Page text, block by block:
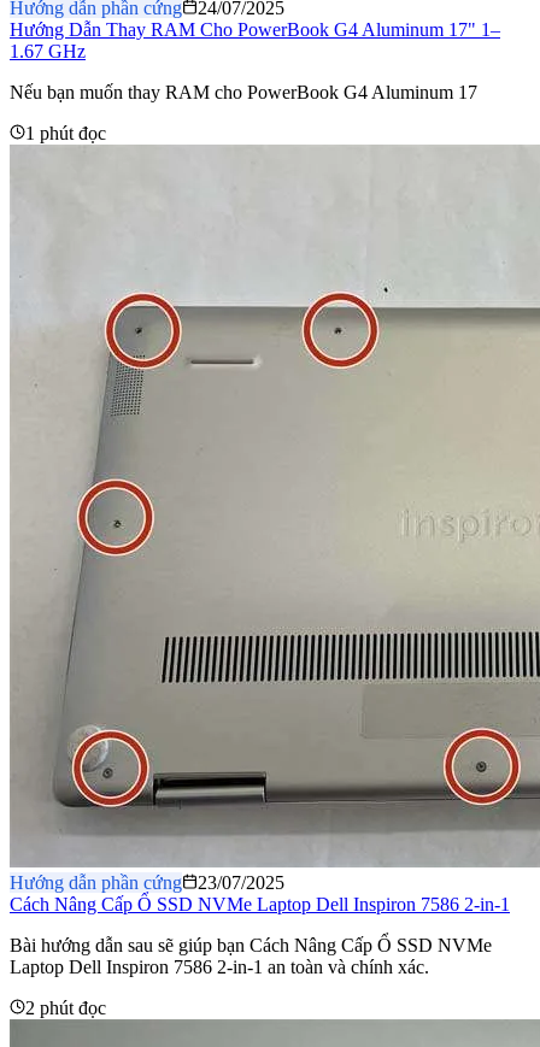
Hướng dẫn phần cứng
24/07/2025
Hướng Dẫn Thay RAM Cho PowerBook G4 Aluminum 17" 1–
1.67 GHz
Nếu bạn muốn thay RAM cho PowerBook G4 Aluminum 17
1 phút đọc
Hướng dẫn phần cứng
23/07/2025
Cách Nâng Cấp Ổ SSD NVMe Laptop Dell Inspiron 7586 2-in-1
Bài hướng dẫn sau sẽ giúp bạn Cách Nâng Cấp Ổ SSD NVMe
Laptop Dell Inspiron 7586 2-in-1 an toàn và chính xác.
2 phút đọc